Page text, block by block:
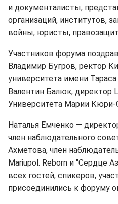
и документалисты,
организаций, институтов,
войны, юристы,
Участников форума
Владимир Бугров, ректор
университета имени
Валентин Балюк, директор
Университета Марии
Наталья Емченко —
член наблюдательного
Ахметова, член
Mariupol. Reborn и "Сердце
всех гостей, спикеров,
присоединились к форуму